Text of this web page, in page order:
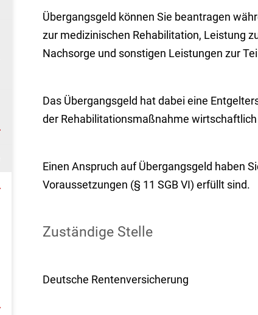
Übergangsgeld können Sie beantragen
zur medizinischen Rehabilitation, Leistung
Nachsorge und sonstigen Leistungen zur
Das Übergangsgeld hat dabei eine
der Rehabilitationsmaßnahme
Einen Anspruch auf Übergangsgeld haben
Voraussetzungen (§ 11 SGB VI) erfüllt sind.
Zuständige Stelle
Deutsche Rentenversicherung